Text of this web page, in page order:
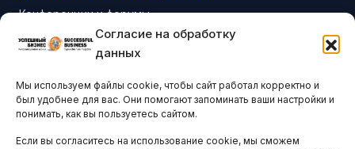
Согласие на обработку
данных
Мы используем файлы cookie, чтобы сайт работал корректно и
был удобнее для вас. Они помогают запоминать ваши настройки и
понимать, как вы пользуетесь сайтом.
Если вы согласитесь на использование cookie, мы сможем
Конференции и форумы
Бизнес-клубы и ассоциации
Остальные новости
АНАЛИТИКА И СТАТИСТИКА